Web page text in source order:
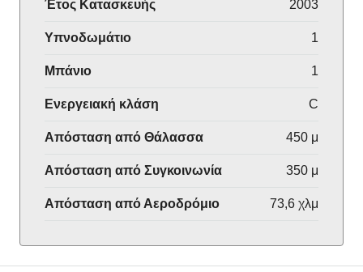
Έτος Κατασκευής 2003
Υπνοδωμάτιο 1
Μπάνιο 1
Ενεργειακή κλάση C
Απόσταση από Θάλασσα 450 μ
Απόσταση από Συγκοινωνία 350 μ
Απόσταση από Αεροδρόμιο 73,6 χλμ